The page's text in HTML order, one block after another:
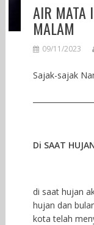
AIR MATA
MALAM
09/11/2023
Sajak-sajak
Di SAAT
di saat hujan
hujan dan
kota telah